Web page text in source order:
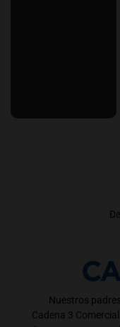
Nuestros
Cadena 3 Comercial